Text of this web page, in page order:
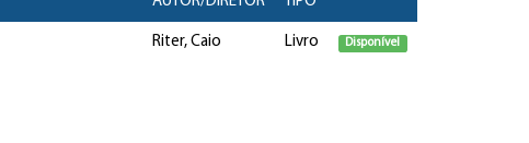
Riter, Caio Livro Disponível